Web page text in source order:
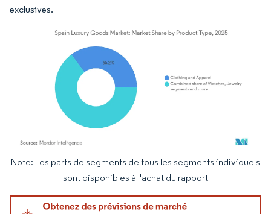
exclusives.
Image © Mordor Intelligence. La réutilisation nécessite une attribution sous CC BY
Note: Les parts de segments de tous les segments individuels
sont disponibles à l'achat du rapport